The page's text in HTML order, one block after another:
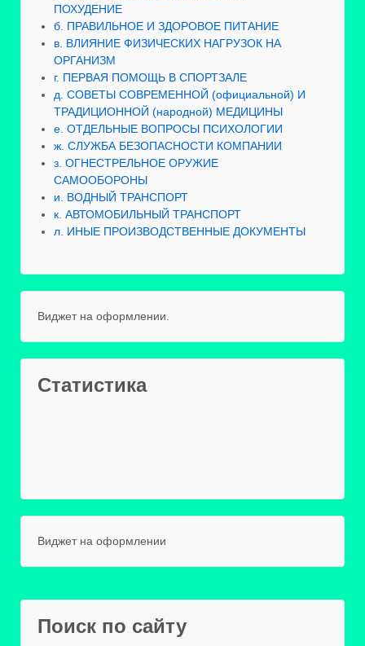
ПОХУДЕНИЕ
б. ПРАВИЛЬНОЕ И ЗДОРОВОЕ ПИТАНИЕ
в. ВЛИЯНИЕ ФИЗИЧЕСКИХ НАГРУЗОК НА
ОРГАНИЗМ
г. ПЕРВАЯ ПОМОЩЬ В СПОРТЗАЛЕ
д. СОВЕТЫ СОВРЕМЕННОЙ (официальной) И
ТРАДИЦИОННОЙ (народной) МЕДИЦИНЫ
е. ОТДЕЛЬНЫЕ ВОПРОСЫ ПСИХОЛОГИИ
ж. СЛУЖБА БЕЗОПАСНОСТИ КОМПАНИИ
з. ОГНЕСТРЕЛЬНОЕ ОРУЖИЕ
САМООБОРОНЫ
и. ВОДНЫЙ ТРАНСПОРТ
к. АВТОМОБИЛЬНЫЙ ТРАНСПОРТ
л. ИНЫЕ ПРОИЗВОДСТВЕННЫЕ ДОКУМЕНТЫ
Виджет на оформлении.
Статистика
Виджет на оформлении
Поиск по сайту